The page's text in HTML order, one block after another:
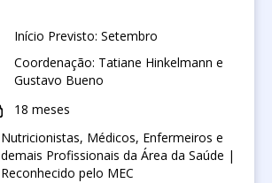
Início Previsto: Setembro
Coordenação: Tatiane Hinkelmann e
Gustavo Bueno
18 meses
Nutricionistas, Médicos, Enfermeiros e
demais Profissionais da Área da Saúde |
Reconhecido pelo MEC